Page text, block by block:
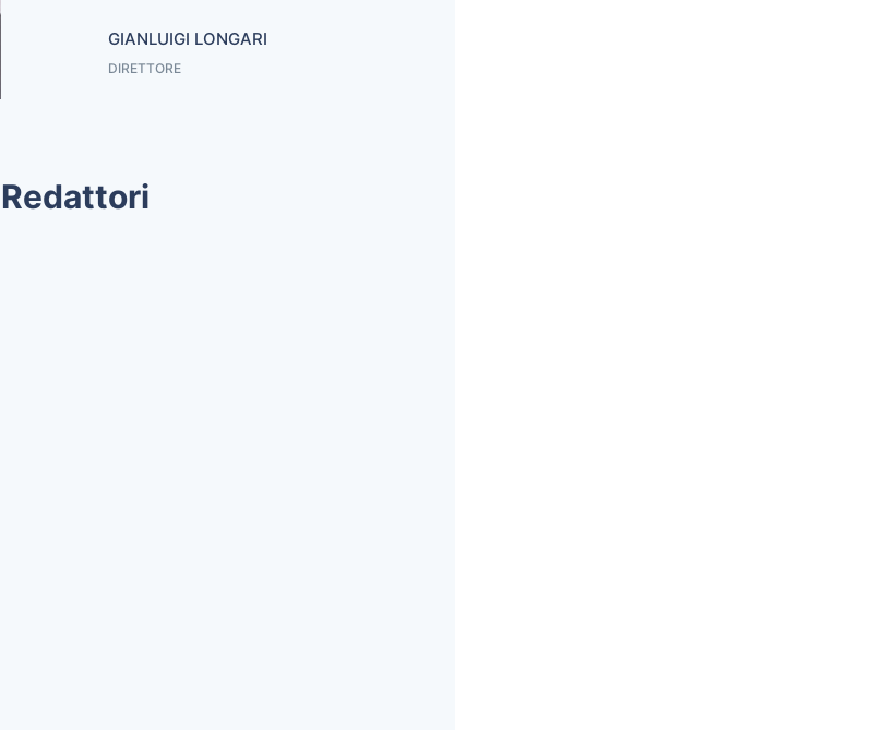
GIANLUIGI LONGARI
DIRETTORE
Redattori